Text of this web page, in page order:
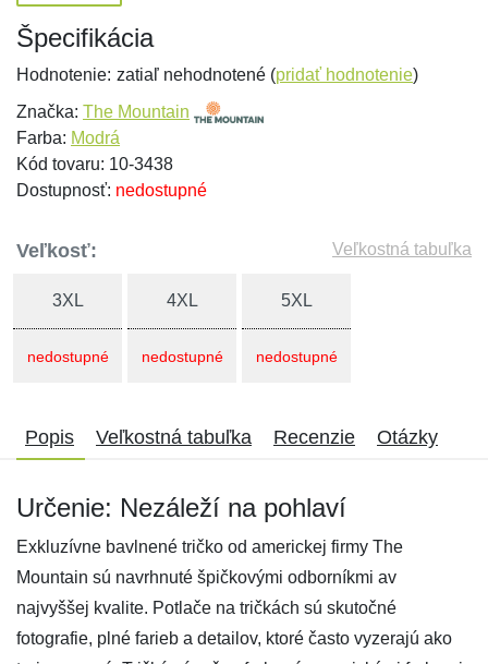
Špecifikácia
Hodnotenie: zatiaľ nehodnotené (pridať hodnotenie)
Značka: The Mountain
Farba: Modrá
Kód tovaru: 10-3438
Dostupnosť: nedostupné
Veľkosť: Veľkostná tabuľka
3XL
nedostupné
4XL
nedostupné
5XL
nedostupné
Popis Veľkostná tabuľka Recenzie Otázky
Určenie: Nezáleží na pohlaví
Exkluzívne bavlnené tričko od americkej firmy The
Mountain sú navrhnuté špičkovými odborníkmi av
najvyššej kvalite. Potlače na tričkách sú skutočné
fotografie, plné farieb a detailov, ktoré často vyzerajú ako